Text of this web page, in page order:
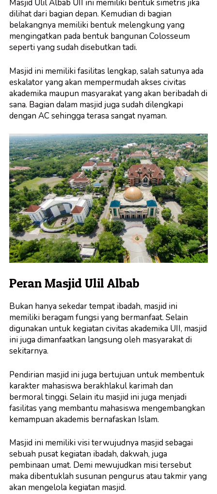
Masjid Ulil Albab UII ini memiliki bentuk simetris jika
dilihat dari bagian depan. Kemudian di bagian
belakangnya memiliki bentuk melengkung yang
mengingatkan pada bentuk bangunan Colosseum
seperti yang sudah disebutkan tadi.
Masjid ini memiliki fasilitas lengkap, salah satunya ada
eskalator yang akan mempermudah akses civitas
akademika maupun masyarakat yang akan beribadah di
sana. Bagian dalam masjid juga sudah dilengkapi
dengan AC sehingga terasa sangat nyaman.
Peran Masjid Ulil Albab
Bukan hanya sekedar tempat ibadah, masjid ini
memiliki beragam fungsi yang bermanfaat. Selain
digunakan untuk kegiatan civitas akademika UII, masjid
ini juga dimanfaatkan langsung oleh masyarakat di
sekitarnya.
Pendirian masjid ini juga bertujuan untuk membentuk
karakter mahasiswa berakhlakul karimah dan
bermoral tinggi. Selain itu masjid ini juga menjadi
fasilitas yang membantu mahasiswa mengembangkan
kemampuan akademis bernafaskan Islam.
Masjid ini memiliki visi terwujudnya masjid sebagai
sebuah pusat kegiatan ibadah, dakwah, juga
pembinaan umat. Demi mewujudkan misi tersebut
maka dibentuklah susunan pengurus atau takmir yang
akan mengelola kegiatan masjid.